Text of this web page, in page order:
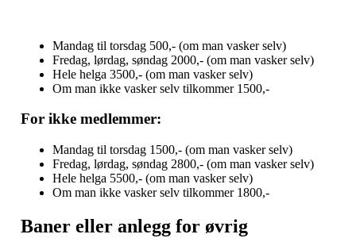
Mandag til torsdag 500,- (om man vasker selv)
Fredag, lørdag, søndag 2000,- (om man vasker selv)
Hele helga 3500,- (om man vasker selv)
Om man ikke vasker selv tilkommer 1500,-
For ikke medlemmer:
Mandag til torsdag 1500,- (om man vasker selv)
Fredag, lørdag, søndag 2800,- (om man vasker selv)
Hele helga 5500,- (om man vasker selv)
Om man ikke vasker selv tilkommer 1800,-
Baner eller anlegg for øvrig